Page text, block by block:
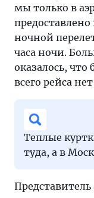
мы только в
ночной
часа ночи.
оказалось, что
всего рейса
Теплые
туда, а в